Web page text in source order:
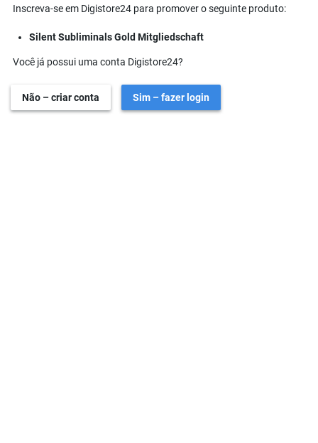
Inscreva-se em Digistore24 para promover o seguinte produto:
Silent Subliminals Gold Mitgliedschaft
Você já possui uma conta Digistore24?
Não – criar conta Sim – fazer login